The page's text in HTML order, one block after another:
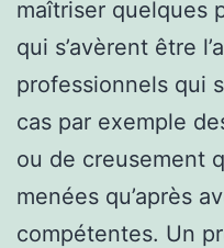
maîtriser quelques
qui s’avèrent être
professionnels qui
cas par exemple
ou de creusement
menées qu’après
compétentes. Un